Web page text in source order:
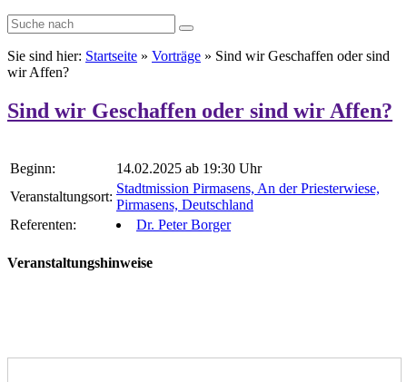
Sie sind hier: Startseite » Vorträge » Sind wir Geschaffen oder sind
wir Affen?
Sind wir Geschaffen oder sind wir Affen?
Beginn:
14.02.2025 ab 19:30 Uhr
Veranstaltungsort:
Stadtmission Pirmasens, An der Priesterwiese,
Pirmasens, Deutschland
Referenten:
Dr. Peter Borger
Veranstaltungshinweise